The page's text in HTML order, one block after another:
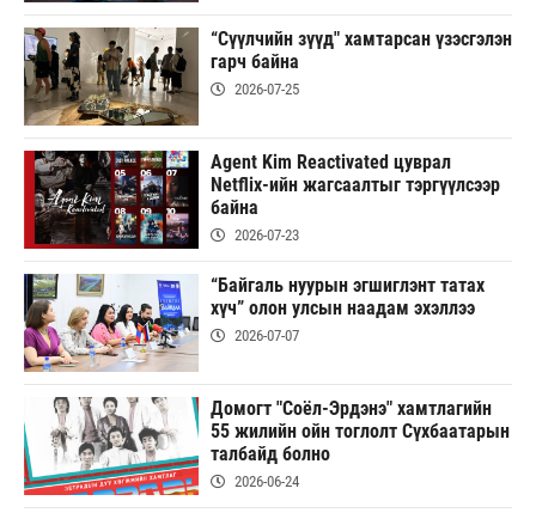
“Сүүлчийн зүүд" хамтарсан үзэсгэлэн
гарч байна
2026-07-25
Agent Kim Reactivated цуврал
Netflix-ийн жагсаалтыг тэргүүлсээр
байна
2026-07-23
“Байгаль нуурын эгшиглэнт татах
хүч” олон улсын наадам эхэллээ
2026-07-07
Домогт "Соёл-Эрдэнэ" хамтлагийн
55 жилийн ойн тоглолт Сүхбаатарын
талбайд болно
2026-06-24